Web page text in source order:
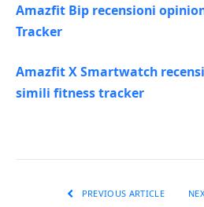
Amazfit Bip recensioni
Tracker
Amazfit X Smartwatch
simili fitness tracker
PREVIOUS ARTICLE